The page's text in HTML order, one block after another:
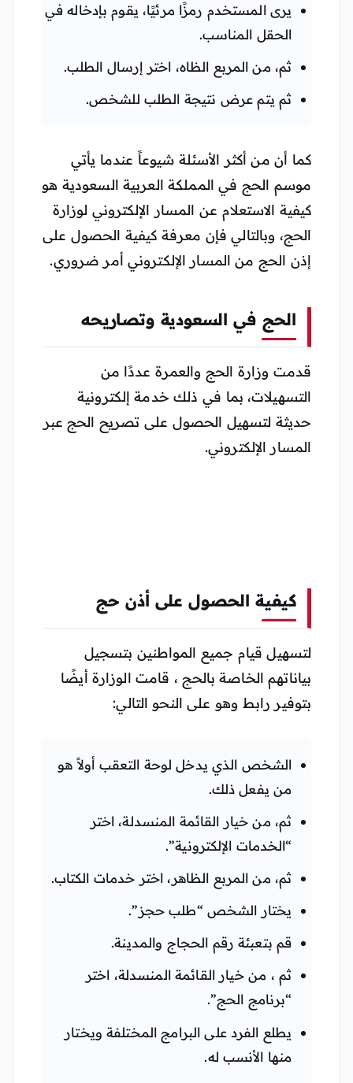
يرى المستخدم رمزًا مرئيًا، يقوم بإدخاله في
الحقل المناسب.
ثم، من المربع الظاه، اختر إرسال الطلب.
ثم يتم عرض نتيجة الطلب للشخص.
كما أن من أكثر الأسئلة شيوعاً عندما يأتي
موسم الحج في المملكة العربية السعودية هو
كيفية الاستعلام عن المسار الإلكتروني لوزارة
الحج، وبالتالي فإن معرفة كيفية الحصول على
إذن الحج من المسار الإلكتروني أمر ضروري.
الحج في السعودية وتصاريحه
قدمت وزارة الحج والعمرة عددًا من
التسهيلات، بما في ذلك خدمة إلكترونية
حديثة لتسهيل الحصول على تصريح الحج عبر
المسار الإلكتروني.
كيفية الحصول على أذن حج
لتسهيل قيام جميع المواطنين بتسجيل
بياناتهم الخاصة بالحج ، قامت الوزارة أيضًا
بتوفير رابط وهو على النحو التالي:
الشخص الذي يدخل لوحة التعقب أولاً هو
من يفعل ذلك.
ثم، من خيار القائمة المنسدلة، اختر
“الخدمات الإلكترونية”.
ثم، من المربع الظاهر، اختر خدمات الكتاب.
يختار الشخص “طلب حجز”.
قم بتعبئة رقم الحجاج والمدينة.
ثم ، من خيار القائمة المنسدلة، اختر
“برنامج الحج”.
يطلع الفرد على البرامج المختلفة ويختار
منها الأنسب له.